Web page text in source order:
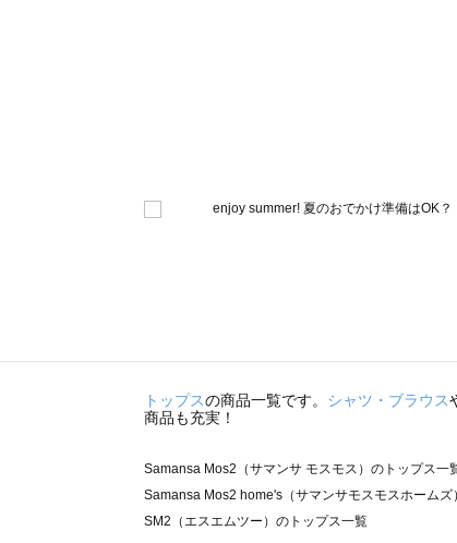
トップスの商品一覧です。 シャツ・ブラウス
商品も充実！
Samansa Mos2（サマンサ モスモス）のトップス一
Samansa Mos2 home's（サマンサモスモスホームズ
SM2（エスエムツー）のトップス一覧